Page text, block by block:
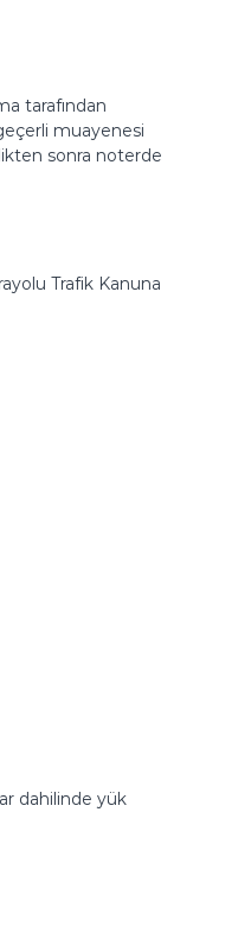
tarafından
muayenesi
sonra noterde
Trafik Kanuna
dahilinde yük